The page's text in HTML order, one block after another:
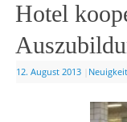
Hotel
12. August 2013